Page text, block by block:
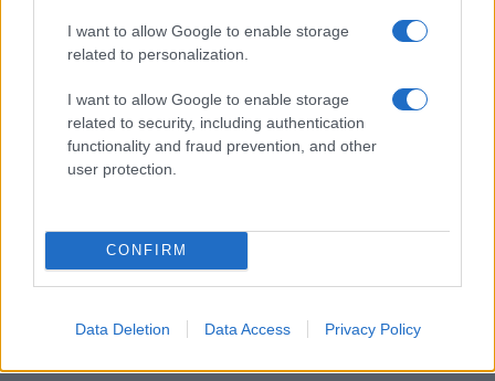
I want to allow Google to enable storage
related to personalization.
I want to allow Google to enable storage
related to security, including authentication
functionality and fraud prevention, and other
user protection.
CONFIRM
Data Deletion Data Access Privacy Policy
con la collezione Primavera/Estate 2027